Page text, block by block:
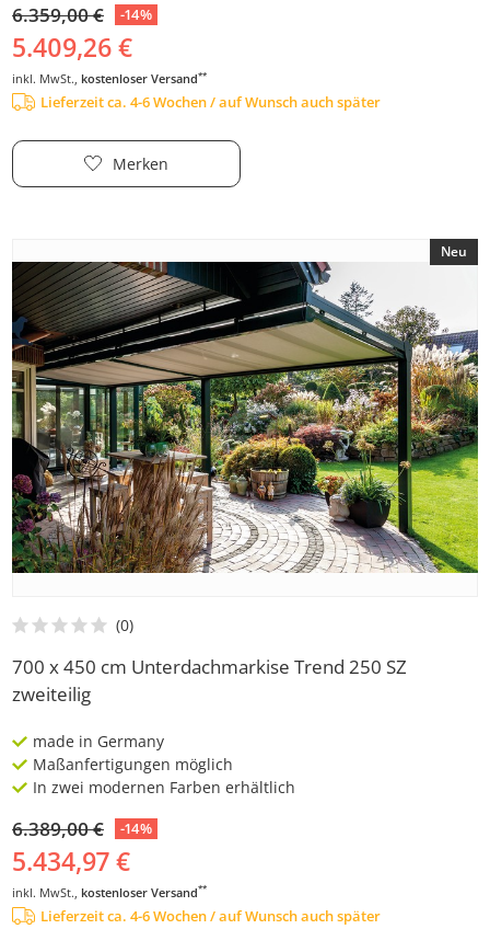
6.359,00 € -14%
5.409,26 €
inkl. MwSt., kostenloser Versand**
Lieferzeit ca. 4-6 Wochen / auf Wunsch auch später
Merken
Neu
700 x 450 cm Unterdachmarkise Trend 250 SZ
zweiteilig
made in Germany
Maßanfertigungen möglich
In zwei modernen Farben erhältlich
6.389,00 € -14%
5.434,97 €
inkl. MwSt., kostenloser Versand**
Lieferzeit ca. 4-6 Wochen / auf Wunsch auch später